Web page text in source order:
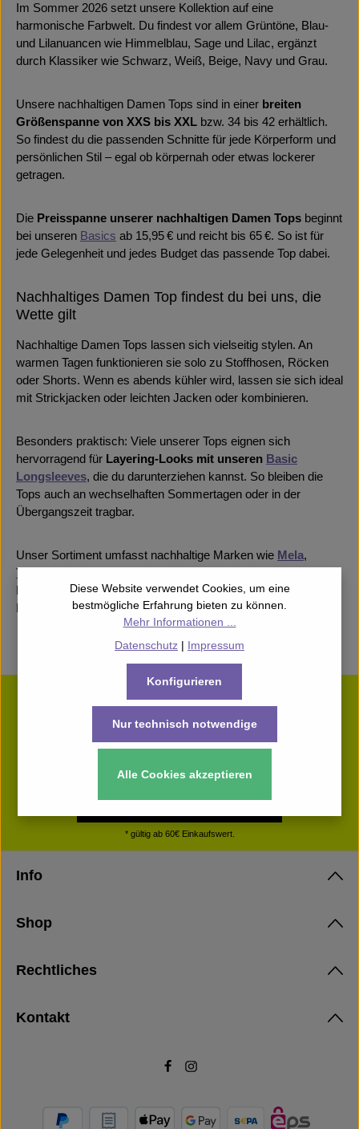
Im Sommer 2026 setzt unsere Kollektion auf eine
harmonische Farbwelt. Du findest vor allem Grüntöne, Blau-
und Lilanuancen wie Himmelblau, Sage und Lilac, ergänzt
durch Klassiker wie Schwarz, Weiß, Beige, Navy und Grau.
Unsere nachhaltigen Damen Tops sind in einer breiten
Größenspanne von XXS bis XXL bzw. 34 bis 42 erhältlich.
So findest du die passenden Schnitte für jede Körperform und
persönlichen Stil – egal ob körpernah oder etwas lockerer
getragen.
Die Preisspanne unserer nachhaltigen Damen Tops beginnt
bei unseren Basics ab 15,95 € und reicht bis 65 €. So ist für
jede Gelegenheit und jedes Budget das passende Top dabei.
Nachhaltiges Damen Top findest du bei uns, die
Wette gilt
Nachhaltige Damen Tops lassen sich vielseitig stylen. An
warmen Tagen funktionieren sie solo zu Stoffhosen, Röcken
oder Shorts. Wenn es abends kühler wird, lassen sie sich ideal
mit Strickjacken oder leichten Jacken oder kombinieren.
Besonders praktisch: Viele unserer Tops eignen sich
hervorragend für Layering-Looks mit unseren Basic
Longsleeves, die du darunterziehen kannst. So bleiben die
Tops auch an wechselhaften Sommertagen oder in der
Übergangszeit tragbar.
Unser Sortiment umfasst nachhaltige Marken wie Mela,
Thinking Mu
Labels stehen für faire Arbeitsbedingungen, langlebige
Materialien und zeitlose Designs.
Newsletter abonnieren
ERHALTE 5€ RABATT* AUF DEINE ERSTE
BESTELLUNG
Rabattaktionen
Jetzt anmelden und 5€ sparen
* gültig ab 60€ Einkaufswert.
Info
Shop
Rechtliches
Kontakt
Diese Website verwendet Cookies, um eine
bestmögliche Erfahrung bieten zu können.
Mehr Informationen ...
Datenschutz | Impressum
Nur technisch notwendige
Konfigurieren
Alle Cookies akzeptieren